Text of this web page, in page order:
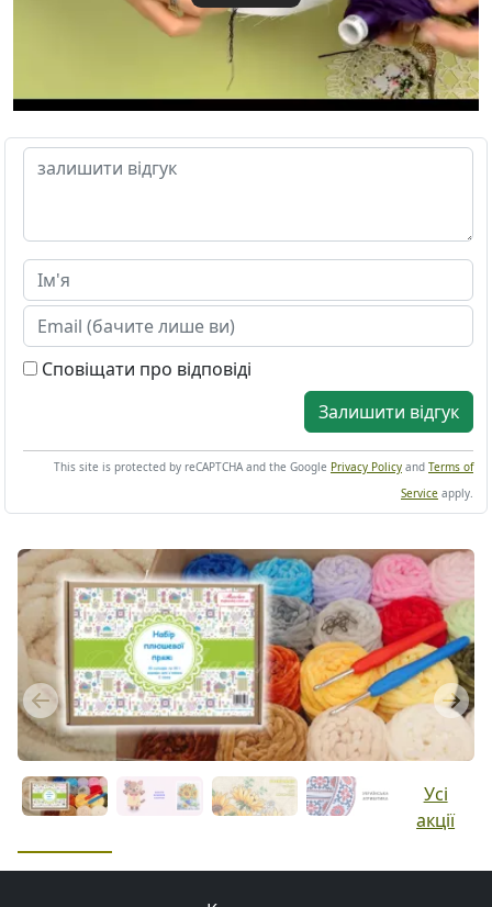
Сповіщати про відповіді
Залишити відгук
This site is protected by reCAPTCHA and the Google Privacy Policy and Terms of
Service apply.
Previous Next
Усі
акції